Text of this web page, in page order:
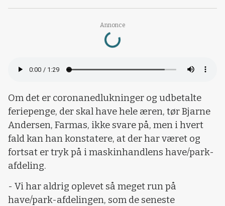
Annonce
Loading...
Om det er coronanedlukninger og udbetalte
feriepenge, der skal have hele æren, tør Bjarne
Andersen, Farmas, ikke svare på, men i hvert
fald kan han konstatere, at der har været og
fortsat er tryk på i maskinhandlens have/park-
afdeling.
- Vi har aldrig oplevet så meget run på
have/park-afdelingen, som de seneste